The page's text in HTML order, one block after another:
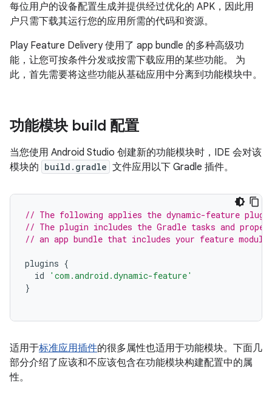
每位用户的设备配置生成并提供经过优化的 APK，因此用
户只需下载其运行您的应用所需的代码和资源。
Play Feature Delivery 使用了 app bundle 的多种高级功
能，让您可按条件分发或按需下载应用的某些功能。 为
此，首先需要将这些功能从基础应用中分离到功能模块中。
功能模块 build 配置
当您使用 Android Studio 创建新的功能模块时，IDE 会对该
模块的 build.gradle 文件应用以下 Gradle 插件。
// The following applies the dynamic-feature
// The plugin includes the Gradle tasks and
// an app bundle that includes your feature
plugins {
id
'com.android.dynamic-feature'
}
适用于标准应用插件的很多属性也适用于功能模块。下面几
部分介绍了应该和不应该包含在功能模块构建配置中的属
性。